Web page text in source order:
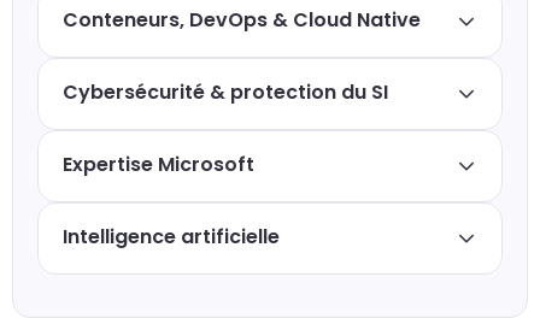
Conteneurs, DevOps & Cloud Native
Cybersécurité & protection du SI
Expertise Microsoft
Intelligence artificielle